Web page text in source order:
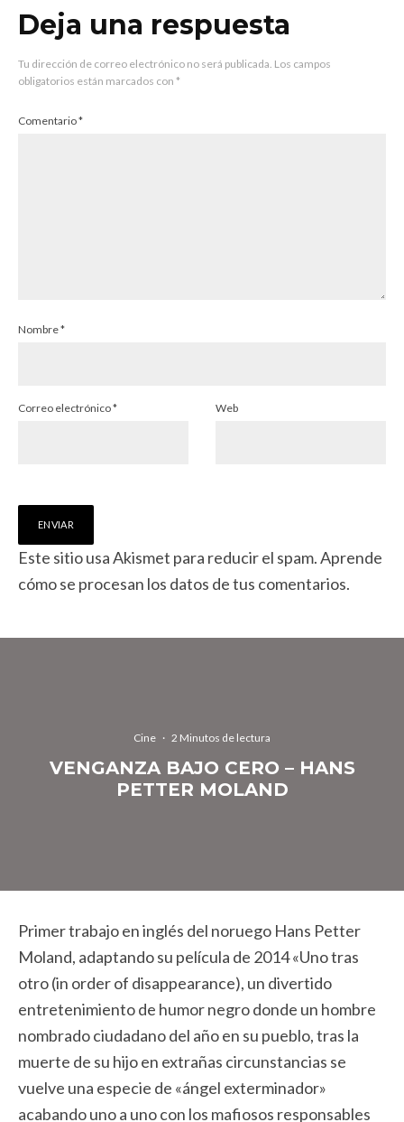
Deja una respuesta
Tu dirección de correo electrónico no será publicada. Los campos
obligatorios están marcados con *
Comentario*
Nombre*
Correo electrónico* Web
Este sitio usa Akismet para reducir el spam.Aprende
cómo se procesan los datos de tus comentarios.
Cine · 2 Minutos de lectura
VENGANZA BAJO CERO – HANS
PETTER MOLAND
Primer trabajo en inglés del noruego Hans Petter
Moland, adaptando su película de 2014 «Uno tras
otro (in order of disappearance), un divertido
entretenimiento de humor negro donde un hombre
nombrado ciudadano del año en su pueblo, tras la
muerte de su hijo en extrañas circunstancias se
vuelve una especie de «ángel exterminador»
acabando uno a uno con los mafiosos responsables